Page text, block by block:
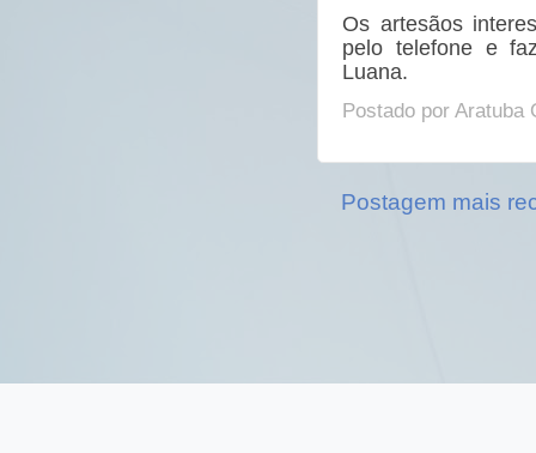
Os artesãos
pelo telefone e
Luana.
Postado por Aratuba
Postagem mais